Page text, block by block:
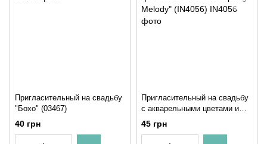
Пригласительный на свадьбу
"Бохо" (03467)
40 грн
Пригласительный на свадьбу
с акварельными цветами и
зеленью "Spring Melody"
(IN4056)
45 грн